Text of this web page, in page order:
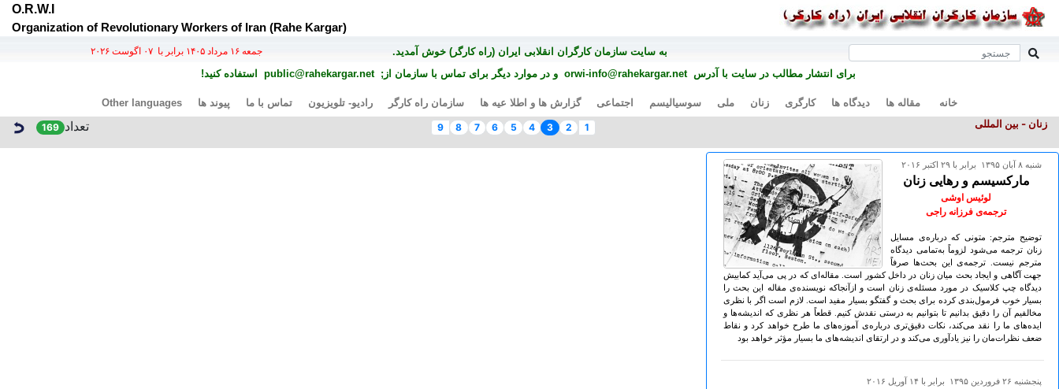
O.R.W.I
Organization of Revolutionary Workers of Iran (Rahe Kargar)
به سايت سازمان کارگران انقلابی ايران (راه کارگر) خوش آمديد. جمعه ۱۶ مرداد ۱۴۰۵ برابر با ۰۷ اگوست ۲۰۲۶
برای انتشار مطالب در سايت با آدرسorwi-info@rahekargar.net و در موارد ديگر برای تماس با سازمان از;public@rahekargar.net استفاده کنید!
خانه مقاله ها دیدگاه ها کارگری زنان ملی سوسیالیسم اجتماعی گزارش ها و اطلا عیه ها سازمان راه کارگر رادیو- تلویزیون تماس با ما پیوند ها Other languages
زنان - بین المللی 1
2
3
4
5
6
7
8
9 تعداد 169
شنبه ۸ آبان ۱۳۹۵ برابر با ۲۹ اکتبر ۲۰۱۶
مارکسیسم و رهایی زنان
لوئیس اوشی
ترجمه‌ی فرزانه راجی
توضیح مترجم: متونی که درباره‌ی مسایل
زنان ترجمه می‌شود لزوماً به‌تمامی دیدگاه
مترجم نیست. ترجمه‌ی این بحث‌ها صرفاً
جهت آگاهی و ایجاد بحث میان زنان در داخل کشور است. مقاله‌ای که در پی می‌آید کمابیش
دیدگاه چپ کلاسیک در مورد مسئله‌ی زنان است و ازآنجاکه نویسنده‌ی مقاله این بحث را
بسیار خوب فرمول‌بندی کرده برای بحث و گفتگو بسیار مفید است. لازم است اگر با نظری
مخالفیم آن را دقیق بدانیم تا بتوانیم به درستی نقدش کنیم. قطعاً هر نظری که اندیشه‌ها و
ایده‌های ما را نقد می‌کند، نکات دقیق‌تری درباره‌ی آموزه‌های ما طرح خواهد کرد و نقاط
ضعف نظرات‌مان را نیز یادآوری می‌کند و در ارتقای اندیشه‌های ما بسیار مؤثر خواهد بود
پنجشنبه ۲۶ فروردين ۱۳۹۵ برابر با ۱۴ آوريل ۲۰۱۶